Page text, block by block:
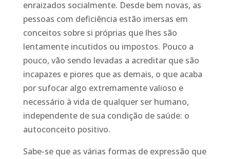
enraizados socialmente. Desde bem novas, as
pessoas com deficiência estão imersas em
conceitos sobre si próprias que lhes são
lentamente incutidos ou impostos. Pouco a
pouco, vão sendo levadas a acreditar que são
incapazes e piores que as demais, o que acaba
por sufocar algo extremamente valioso e
necessário à vida de qualquer ser humano,
independente de sua condição de saúde: o
autoconceito positivo.
Sabe-se que as várias formas de expressão que